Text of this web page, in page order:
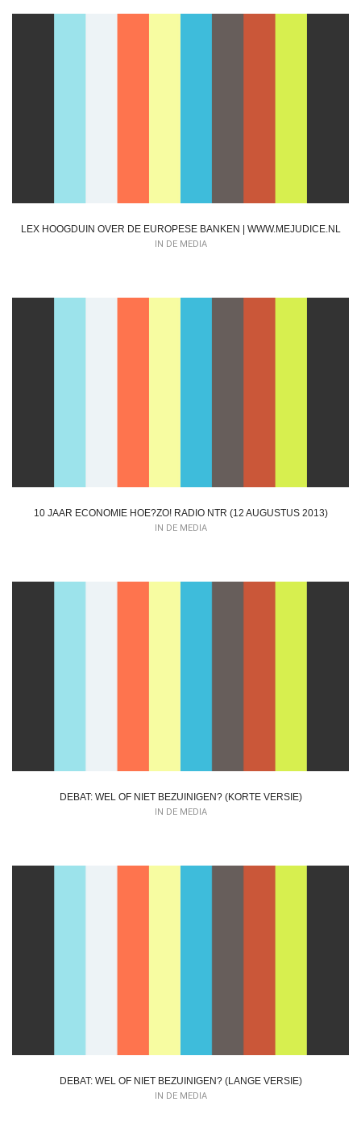
LEX HOOGDUIN OVER DE EUROPESE BANKEN | WWW.MEJUDICE.NL
IN DE MEDIA
10 JAAR ECONOMIE HOE?ZO! RADIO NTR (12 AUGUSTUS 2013)
IN DE MEDIA
DEBAT: WEL OF NIET BEZUINIGEN? (KORTE VERSIE)
IN DE MEDIA
DEBAT: WEL OF NIET BEZUINIGEN? (LANGE VERSIE)
IN DE MEDIA